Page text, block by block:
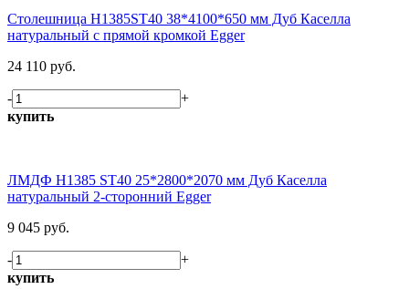
Столешница H1385ST40 38*4100*650 мм Дуб Каселла
натуральный с прямой кромкой Egger
24 110 руб.
-
+
купить
ЛМДФ H1385 ST40 25*2800*2070 мм Дуб Каселла
натуральный 2-сторонний Egger
9 045 руб.
-
+
купить